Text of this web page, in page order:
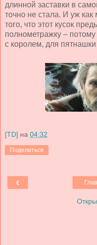
длинной заставки в
точно не стала. И уж
того, что этот кусок
полнометражку –
с королем, для
[TD] на 04:32
Поделиться
‹